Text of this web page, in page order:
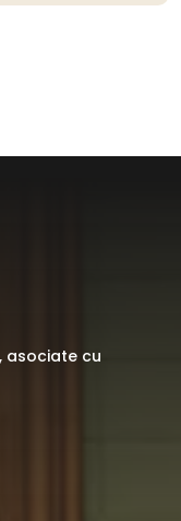
asociate cu